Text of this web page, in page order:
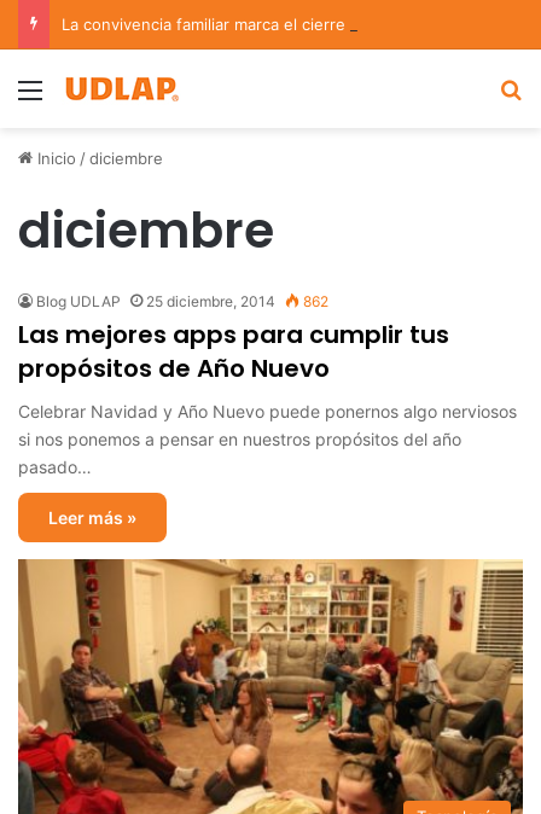
Menu
Inicio /diciembre
diciembre
Blog UDLAP 25 diciembre, 2014 862
Las mejores apps para cumplir tus
propósitos de Año Nuevo
Celebrar Navidad y Año Nuevo puede ponernos algo nerviosos
si nos ponemos a pensar en nuestros propósitos del año
pasado…
Leer más »